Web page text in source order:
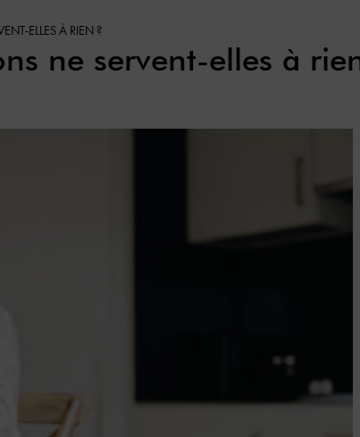
ELLES À RIEN ?
ne servent-elles à